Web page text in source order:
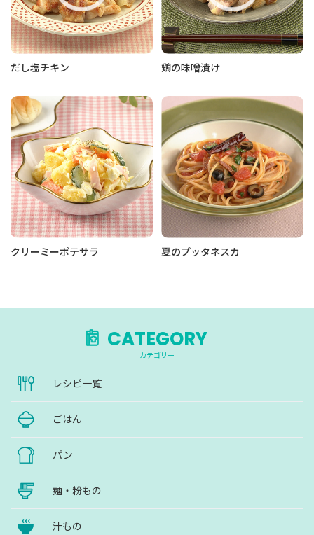
だし塩チキン 鶏の味噌漬け
クリーミーポテサラ 夏のプッタネスカ
CATEGORY
カテゴリー
レシピ一覧
ごはん
パン
麺・粉もの
汁もの